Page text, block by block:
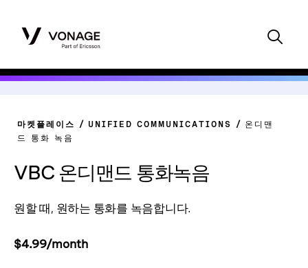
마켓플레이스 UNIFIED COMMUNICATIONS
온디맨
드 통화 녹음
VBC 온디맨드 통화녹음
원할 때, 원하는 통화를 녹음합니다.
$4.99/month